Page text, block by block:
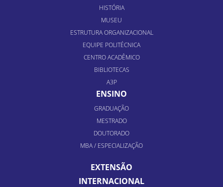
HISTÓRIA
MUSEU
ESTRUTURA ORGANIZACIONAL
EQUIPE POLITÉCNICA
CENTRO ACADÊMICO
BIBLIOTECAS
A3P
ENSINO
GRADUAÇÃO
MESTRADO
DOUTORADO
MBA / ESPECIALIZAÇÃO
EXTENSÃO
INTERNACIONAL